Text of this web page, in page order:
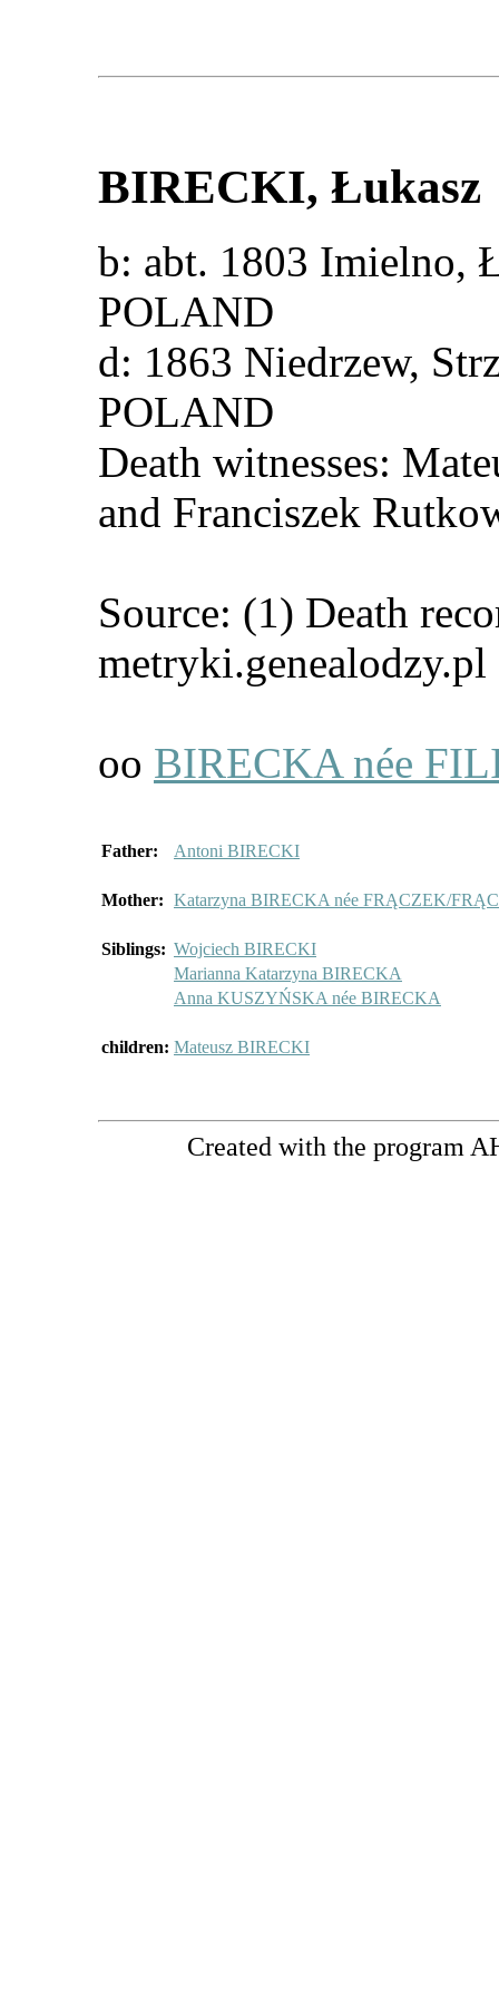
BIRECKI, Łukasz
b: abt. 1803 Imielno,
POLAND
d: 1863 Niedrzew,
POLAND
Death witnesses:
and Franciszek
Source: (1) Death
metryki.genealodzy.pl
oo BIRECKA née
Father: Antoni BIRECKI
Mother: Katarzyna BIRECKA née FRĄCZEK/
Siblings: Wojciech BIRECKI
Marianna Katarzyna BIRECKA
Anna KUSZYŃSKA née BIRECKA
children: Mateusz BIRECKI
Created with the program